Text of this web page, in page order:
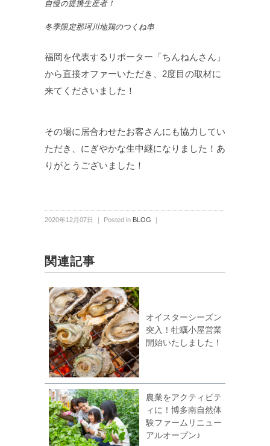
自慢の提携生産者！
冬季限定那珂川地鶏のつくね串
福岡を代表するリポーター「ちんねんさん」
から直接オファーいただき、2度目の取材に
来てくださいました！
その場に居合わせたお客さんにも協力してい
ただき、にぎやかな生中継になりました！あ
りがとうございました！
2020年12月07日 ｜ Posted in BLOG ｜
関連記事
オイスターシーズン
突入！牡蠣小屋営業
開始いたしました！
農業をアクティビテ
ィに！博多南自然体
験ファームリニュー
アルオープン♪